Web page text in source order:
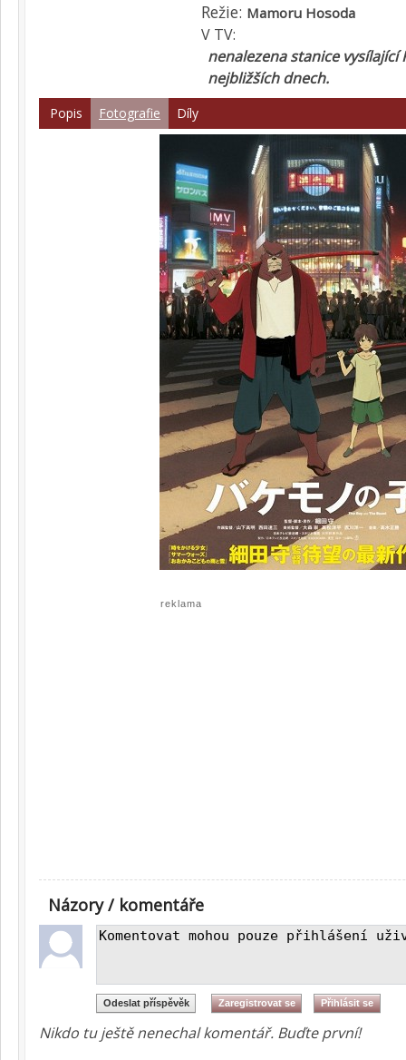
Režie: Mamoru Hosoda
V TV:
nenalezena stanice vysílající
nejbližších dnech.
Popis Fotografie Díly
reklama
Názory / komentáře
Nikdo tu ještě nenechal komentář. Buďte první!